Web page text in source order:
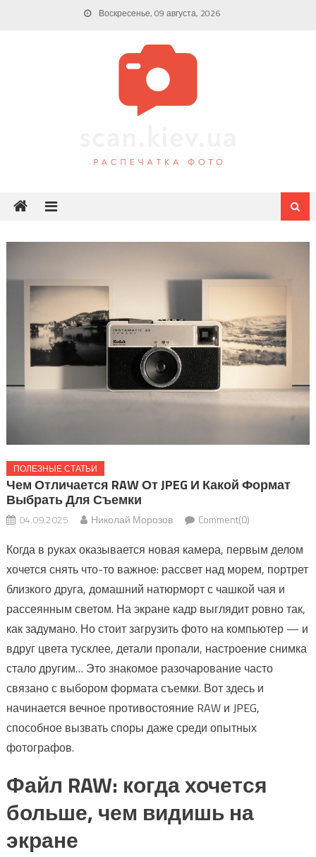
Воскресенье, 09 августа, 2026
ПОЛЕЗНЫЕ СТАТЬИ
Чем Отличается RAW От JPEG И Какой Формат
Выбрать Для Съемки
04.09.2025 Николай Морозов Comment(0)
Когда в руках оказывается новая камера, первым делом
хочется снять что-то важное: рассвет над морем, портрет
близкого друга, домашний натюрморт с чашкой чая и
рассеянным светом. На экране кадр выглядит ровно так,
как задумано. Но стоит загрузить фото на компьютер — и
вдруг цвета тусклее, детали пропали, настроение снимка
стало другим… Это знакомое разочарование часто
связано с выбором формата съемки. Вот здесь и
начинается вечное противостояние RAW и JPEG,
способное вызвать споры даже среди опытных
фотографов.
Файл RAW: когда хочется
больше, чем видишь на
экране